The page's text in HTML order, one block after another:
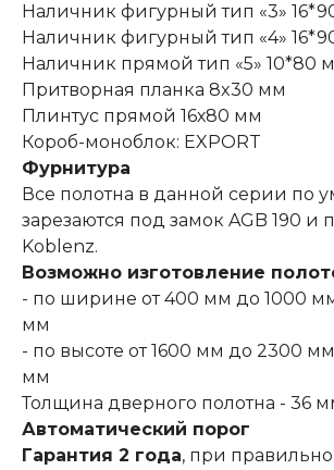
Наличник фигурный тип «3»
Наличник фигурный тип «4»
Наличник прямой тип «5» 10*80
Притворная планка 8x30 мм
Плинтус прямой 16х80 мм
Короб-моноблок: EXPORT
Фурнитура
Все полотна в данной серии по
зарезаются под замок AGB 190 и
Koblenz.
Возможно изготовление
- по ширине от 400 мм до 1000
мм
- по высоте от 1600 мм до 2300
мм
Толщина дверного полотна - 36
Автоматический порог
Гарантия 2 года, при